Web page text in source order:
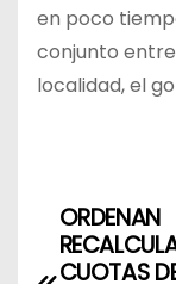
en poco
conjunto
localidad, el
NORDENAN
CUOTAS